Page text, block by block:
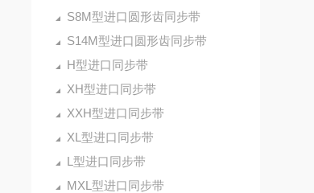
S8M型进口圆形齿同步带
S14M型进口圆形齿同步带
H型进口同步带
XH型进口同步带
XXH型进口同步带
XL型进口同步带
L型进口同步带
MXL型进口同步带